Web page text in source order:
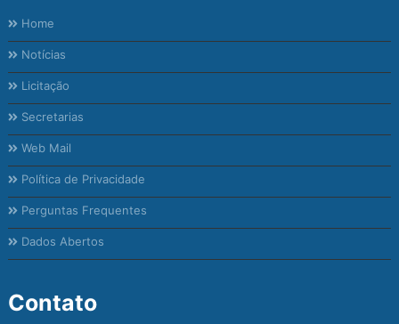
Home
Notícias
Licitação
Secretarias
Web Mail
Política de Privacidade
Perguntas Frequentes
Dados Abertos
Contato